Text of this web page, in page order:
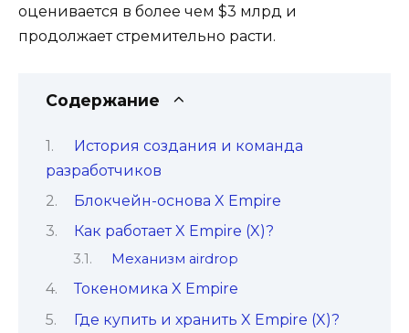
оценивается в более чем $3 млрд и
продолжает стремительно расти.
Содержание
История создания и команда
разработчиков
Блокчейн-основа X Empire
Как работает X Empire (X)?
Механизм airdrop
Токеномика X Empire
Где купить и хранить X Empire (X)?